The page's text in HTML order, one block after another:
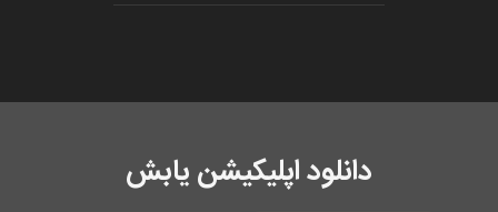
دانلود اپلیکیشن یابش